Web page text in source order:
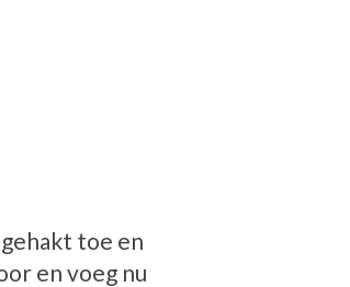
toe en
en voeg nu